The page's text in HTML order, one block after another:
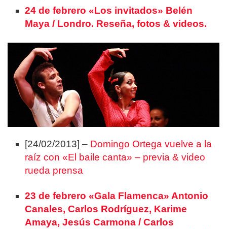
24 de febrero «Los invitados» Belén
Maya / Londro. Reseña, fotos & videos.
[24/02/2013] – Domingo Ortega vuelve a la
raíz con «El baile canta» – previa & video
rueda prensa
23 de febrero «Gala Flamenca» Antonio
Canales, Carlos Rodríguez, Karime
Amaya, Jesús Carmona / Carlos